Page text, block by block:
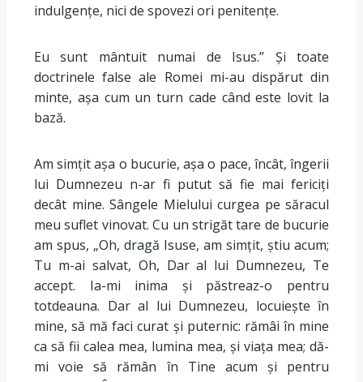
indulgențe, nici de spovezi ori penitențe.
Eu sunt mântuit numai de Isus.” Și toate
doctrinele false ale Romei mi-au dispărut din
minte, așa cum un turn cade când este lovit la
bază.
Am simțit așa o bucurie, așa o pace, încât, îngerii
lui Dumnezeu n-ar fi putut să fie mai fericiți
decât mine. Sângele Mielului curgea pe săracul
meu suflet vinovat. Cu un strigăt tare de bucurie
am spus, „Oh, dragă Isuse, am simțit, știu acum;
Tu m-ai salvat, Oh, Dar al lui Dumnezeu, Te
accept. Ia-mi inima și păstreaz-o pentru
totdeauna. Dar al lui Dumnezeu, locuiește în
mine, să mă faci curat și puternic: rămâi în mine
ca să fii calea mea, lumina mea, și viața mea; dă-
mi voie să rămân în Tine acum și pentru